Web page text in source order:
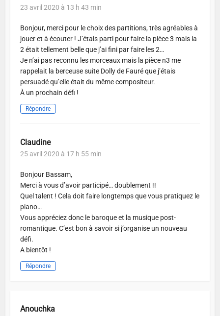
23 avril 2020 à 13 h 43 min
Bonjour, merci pour le choix des partitions, très agréables à
jouer et à écouter ! J’étais parti pour faire la pièce 3 mais la
2 était tellement belle que j’ai fini par faire les 2…
Je n’ai pas reconnu les morceaux mais la pièce n3 me
rappelait la berceuse suite Dolly de Fauré que j’étais
persuadé qu’elle était du même compositeur.
À un prochain défi !
Répondre
Claudine
25 avril 2020 à 17 h 55 min
Bonjour Bassam,
Merci à vous d’avoir participé… doublement !!
Quel talent ! Cela doit faire longtemps que vous pratiquez le
piano…
Vous appréciez donc le baroque et la musique post-
romantique. C’est bon à savoir si j’organise un nouveau
défi.
A bientôt !
Répondre
Anouchka